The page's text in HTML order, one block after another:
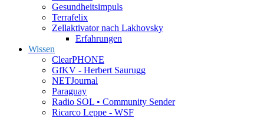
Gesundheitsimpuls
Terrafelix
Zellaktivator nach Lakhovsky
Erfahrungen
Wissen
ClearPHONE
GfKV - Herbert Saurugg
NETJournal
Paraguay
Radio SOL • Community Sender
Ricarco Leppe - WSF